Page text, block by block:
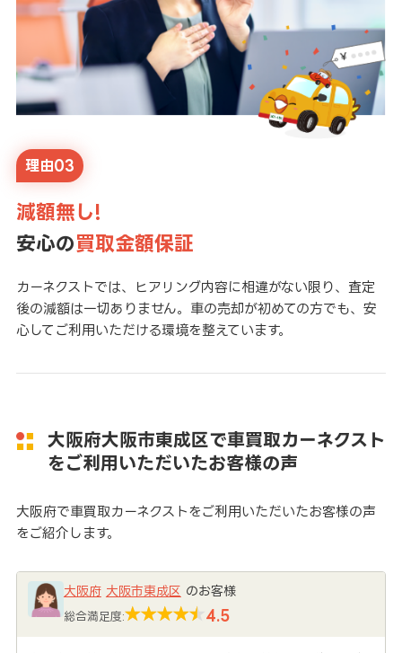
理由03
減額無し!
安心の買取金額保証
カーネクストでは、ヒアリング内容に相違がない限り、査定
後の減額は一切ありません。車の売却が初めての方でも、安
心してご利用いただける環境を整えています。
大阪府大阪市東成区で車買取カーネクスト
をご利用いただいたお客様の声
大阪府で車買取カーネクストをご利用いただいたお客様の声
をご紹介します。
大阪府 大阪市東成区 のお客様
総合満足度: 4.5